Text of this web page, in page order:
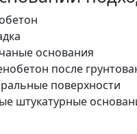
основания
после
поверхности
штукатурные